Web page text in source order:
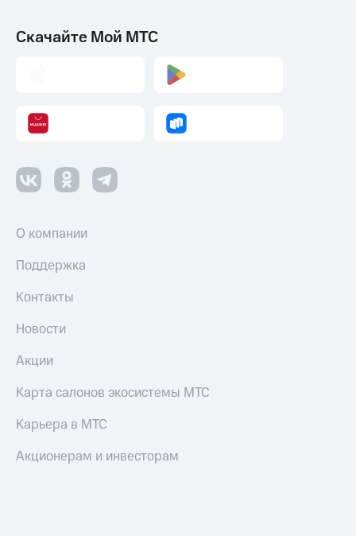
Скачайте Мой МТС
О компании
Поддержка
Контакты
Новости
Акции
Карта салонов экосистемы МТС
Карьера в МТС
Акционерам и инвесторам